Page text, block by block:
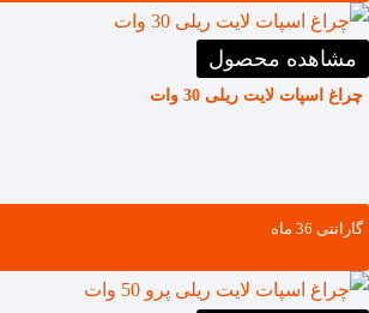
مشاهده محصول
چراغ اسپات لایت ریلی 30 وات
گارانتی ‌36 ماه